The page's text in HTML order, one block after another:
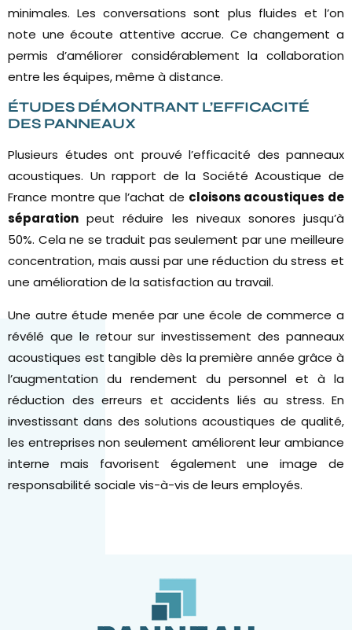
minimales. Les conversations sont plus fluides et l’on
note une écoute attentive accrue. Ce changement a
permis d’améliorer considérablement la collaboration
entre les équipes, même à distance.
ÉTUDES DÉMONTRANT L’EFFICACITÉ
DES PANNEAUX
Plusieurs études ont prouvé l’efficacité des panneaux
acoustiques. Un rapport de la Société Acoustique de
France montre que l’achat de cloisons acoustiques de
séparation peut réduire les niveaux sonores jusqu’à
50%. Cela ne se traduit pas seulement par une meilleure
concentration, mais aussi par une réduction du stress et
une amélioration de la satisfaction au travail.
Une autre étude menée par une école de commerce a
révélé que le retour sur investissement des panneaux
acoustiques est tangible dès la première année grâce à
l’augmentation du rendement du personnel et à la
réduction des erreurs et accidents liés au stress. En
investissant dans des solutions acoustiques de qualité,
les entreprises non seulement améliorent leur ambiance
interne mais favorisent également une image de
responsabilité sociale vis-à-vis de leurs employés.